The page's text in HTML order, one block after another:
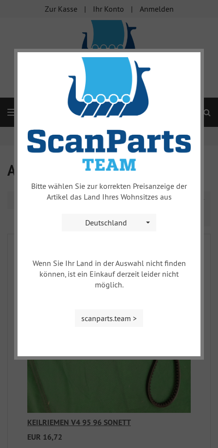
Zur Kasse Ihr Konto Anmelden
Startseite
Aftermarket Qualität
Aftermarket Qualität
Sortierung
Prev 1
KEILRIEMEN V4 95 96 SONETT
EUR 16,72
Bitte wählen Sie zur korrekten Preisanzeige der
Artikel das Land Ihres Wohnsitzes aus
Deutschland
Wenn Sie Ihr Land in der Auswahl nicht finden
können, ist ein Einkauf derzeit leider nicht
möglich.
scanparts.team >